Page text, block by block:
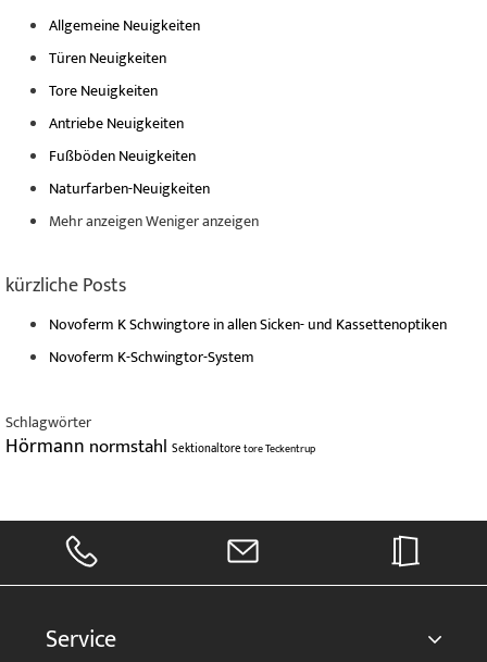
Allgemeine Neuigkeiten
Türen Neuigkeiten
Tore Neuigkeiten
Antriebe Neuigkeiten
Fußböden Neuigkeiten
Naturfarben-Neuigkeiten
Mehr anzeigenWeniger anzeigen
kürzliche Posts
Novoferm K Schwingtore in allen Sicken- und Kassettenoptiken
Novoferm K-Schwingtor-System
Schlagwörter
Hörmann normstahl SektionaltoretoreTeckentrup
Service